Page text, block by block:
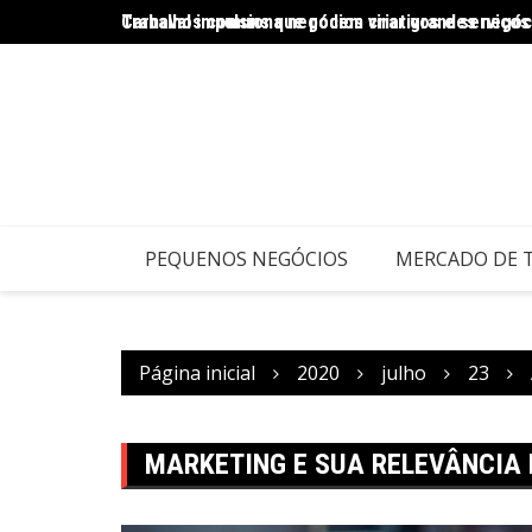
Trabalhos comuns que podem virar grandes
Carnaval impulsiona negócios criativos e
PEQUENOS NEGÓCIOS MERCADO DE
Página inicial 2020 julho 23
MARKETING E SUA RELEVÂNCIA